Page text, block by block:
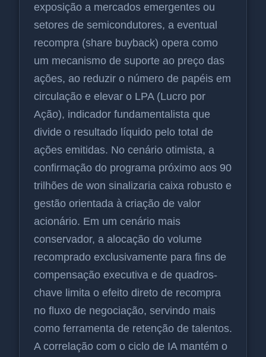
exposição a mercados emergentes ou
setores de semicondutores, a eventual
recompra (share buyback) opera como
um mecanismo de suporte ao preço das
ações, ao reduzir o número de papéis em
circulação e elevar o LPA (Lucro por
Ação), indicador fundamentalista que
divide o resultado líquido pelo total de
ações emitidas. No cenário otimista, a
confirmação do programa próximo aos 90
trilhões de won sinalizaria caixa robusto e
gestão orientada à criação de valor
acionário. Em um cenário mais
conservador, a alocação do volume
recomprado exclusivamente para fins de
compensação executiva e de quadros-
chave limita o efeito direto de recompra
no fluxo de negociação, servindo mais
como ferramenta de retenção de talentos.
A correlação com o ciclo de IA mantém o